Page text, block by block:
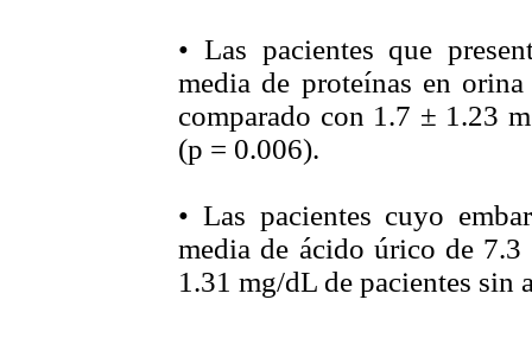
• Las pacientes que
media de proteínas en
comparado con 1.7 ± 1.23
(p = 0.006).
• Las pacientes cuyo
media de ácido úrico de
1.31 mg/dL de pacientes sin